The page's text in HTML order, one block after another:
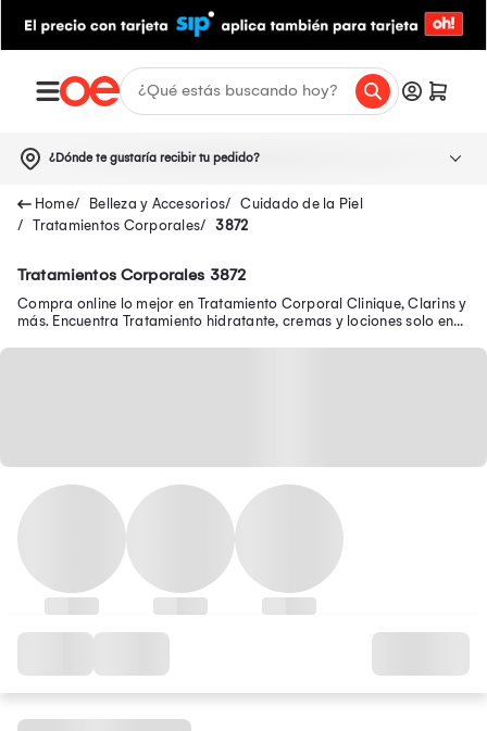
¿Dónde te gustaría recibir tu pedido?
Belleza y Accesorios
Cuidado de la Piel
Tratamientos Corporales
3872
Tratamientos Corporales 3872
Compra online lo mejor en Tratamiento Corporal Clinique, Clarins y
más. Encuentra Tratamiento hidratante, cremas y lociones solo en